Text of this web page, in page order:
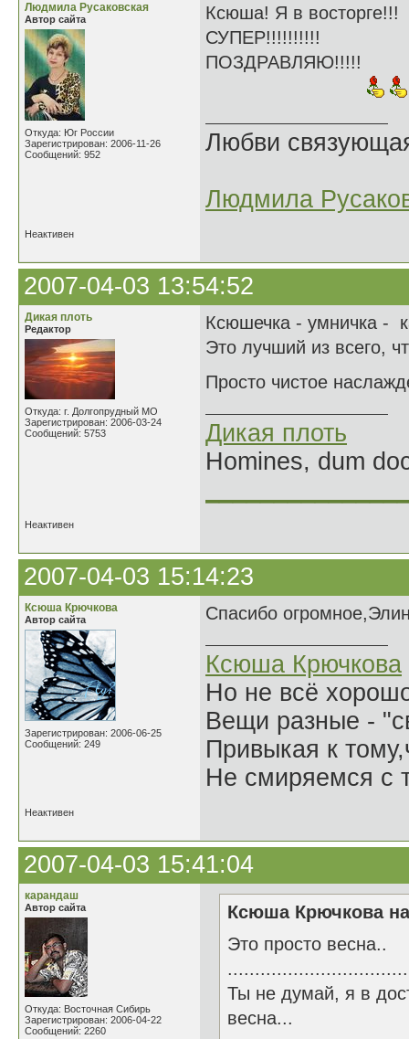
Людмила Русаковская
Автор сайта
Откуда: Юг России
Зарегистрирован: 2006-11-26
Сообщений: 952
Ксюша! Я в восторге!!!
СУПЕР!!!!!!!!!!
ПОЗДРАВЛЯЮ!!!!!
Любви
Людмила
Неактивен
2007-04-03 13:54:52
Дикая плоть
Редактор
Откуда: г. Долгопрудный МО
Зарегистрирован: 2006-03-24
Сообщений: 5753
Ксюшечка - умничка -
Это лучший из всего,
Просто чистое
Дикая плоть
Homines, dum
Неактивен
2007-04-03 15:14:23
Ксюша Крючкова
Автор сайта
Зарегистрирован: 2006-06-25
Сообщений: 249
Спасибо
Ксюша Крючкова
Но не всё
Вещи разные -
Привыкая к
Не смиряемся с
Неактивен
2007-04-03 15:41:04
карандаш
Автор сайта
Откуда: Восточная Сибирь
Зарегистрирован: 2006-04-22
Сообщений: 2260
Ксюша Крючкова
Это просто весна..
Ты не думай, я в
весна...